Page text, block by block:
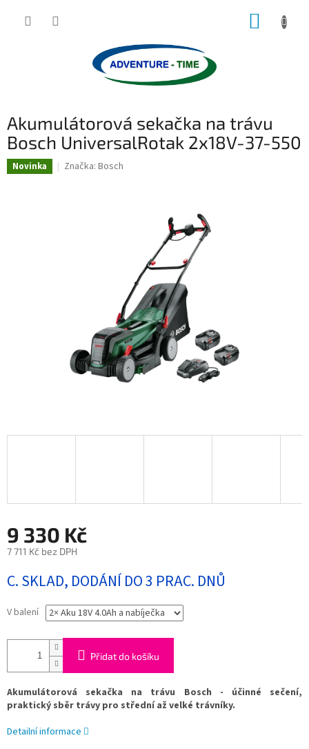
Akumulátorová sekačka na trávu
Bosch UniversalRotak 2x18V-37-550
Novinka Značka: Bosch
9 330 Kč
7 711 Kč bez DPH
cena:
C. SKLAD, DODÁNÍ DO 3 PRAC. DNŮ
V balení
Přidat do košíku
Akumulátorová sekačka na trávu Bosch - účinné sečení,
praktický sběr trávy pro střední až velké trávníky.
Detailní informace